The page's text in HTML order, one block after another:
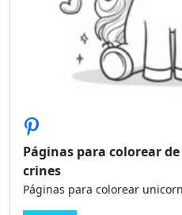
Páginas para colorear
crines
Páginas para colorear